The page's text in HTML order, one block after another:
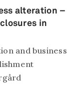
alteration –
in
and business